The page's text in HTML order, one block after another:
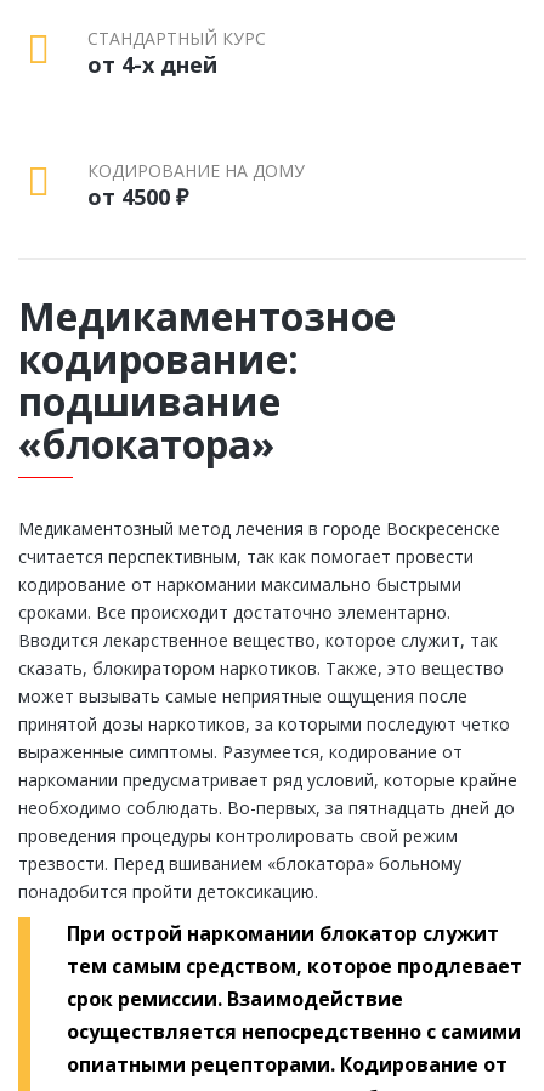
СТАНДАРТНЫЙ КУРС
от 4-х дней
КОДИРОВАНИЕ НА ДОМУ
от 4500 ₽
Медикаментозное
кодирование:
подшивание
«блокатора»
Медикаментозный метод лечения в городе Воскресенске
считается перспективным, так как помогает провести
кодирование от наркомании максимально быстрыми
сроками. Все происходит достаточно элементарно.
Вводится лекарственное вещество, которое служит, так
сказать, блокиратором наркотиков. Также, это вещество
может вызывать самые неприятные ощущения после
принятой дозы наркотиков, за которыми последуют четко
выраженные симптомы. Разумеется, кодирование от
наркомании предусматривает ряд условий, которые крайне
необходимо соблюдать. Во-первых, за пятнадцать дней до
проведения процедуры контролировать свой режим
трезвости. Перед вшиванием «блокатора» больному
понадобится пройти детоксикацию.
При острой наркомании блокатор служит
тем самым средством, которое продлевает
срок ремиссии. Взаимодействие
осуществляется непосредственно с самими
опиатными рецепторами. Кодирование от